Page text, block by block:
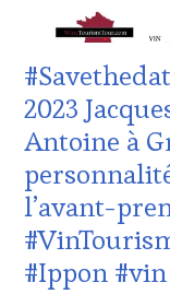
ADHÉRENT,
EDITION
LES
CLÉS
DU
ET
DE
LA
HAUTE
GASTRONOMIE
FRANÇAISE
2023
Antoine à
l’avant-
#Ippon